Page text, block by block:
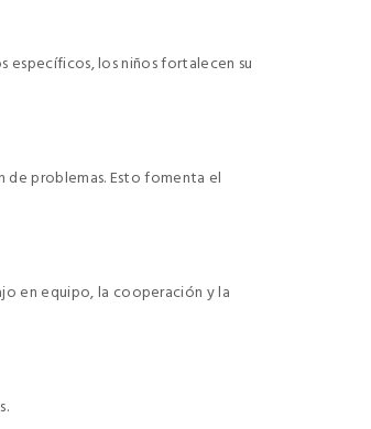
específicos, los niños fortalecen su
de problemas. Esto fomenta el
en equipo, la cooperación y la